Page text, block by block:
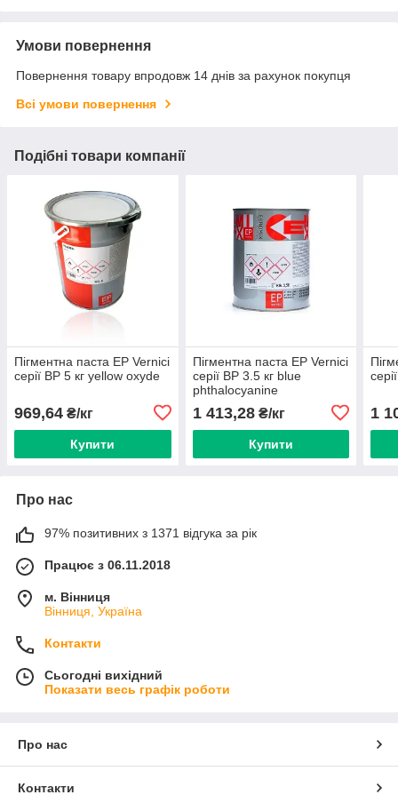
Умови повернення
Повернення товару впродовж 14 днів за рахунок покупця
Всі умови повернення
Подібні товари компанії
Пігментна паста EP Vernici
серії BP 5 кг yellow oxyde
969,64 ₴/кг
Купити
Пігментна паста EP Vernici
серії BP 3.5 кг blue
phthalocyanine
1 413,28₴/кг
Купити
1
Про нас
97% позитивних з 1371 відгука за рік
Працює з 06.11.2018
м. Вінниця
Вінниця, Україна
Контакти
Сьогодні вихідний
Показати весь графік роботи
Про нас
Контакти